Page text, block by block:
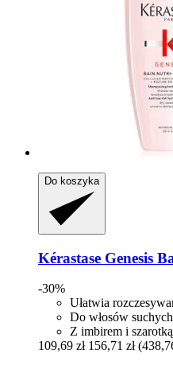
Do koszyka
Kérastase Genesis
-30%
Ułatwia
Do włosów suchych
Z imbirem i szarotką
109,69 zł 156,71 zł